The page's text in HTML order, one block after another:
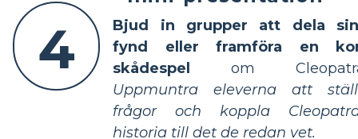
4
Bjud in grupper att dela
fynd eller framföra en
skådespel
om
Uppmuntra eleverna att
frågor och koppla
historia till det de redan vet.